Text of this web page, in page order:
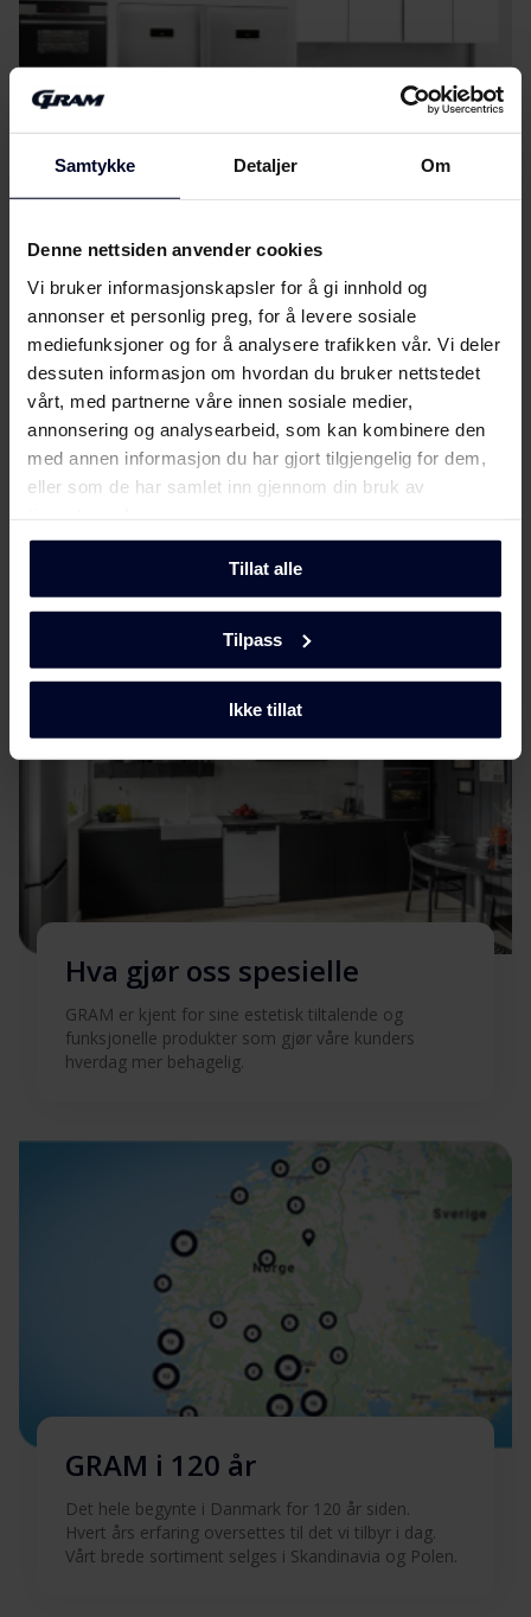
Samtykke Detaljer Om
Denne nettsiden anvender cookies
Vi bruker informasjonskapsler for å gi innhold og
annonser et personlig preg, for å levere sosiale
mediefunksjoner og for å analysere trafikken vår. Vi deler
dessuten informasjon om hvordan du bruker nettstedet
vårt, med partnerne våre innen sosiale medier,
annonsering og analysearbeid, som kan kombinere den
med annen informasjon du har gjort tilgjengelig for dem,
eller som de har samlet inn gjennom din bruk av
Tillat alle
Tilpass
Ikke tillat
VelgGRAM
...fordi vi fokuserer på kvalitet og
holdbarhet ved å utvikle miljøvennlige og
funksjonelle husholdningsapparater med
tidløs skandinavisk design for å gjøre dem unike.
Hva gjør oss spesielle
GRAM er kjent for sine estetisk tiltalende og
funksjonelle produkter som gjør våre kunders
hverdag mer behagelig.
GRAM i 120 år
Det hele begynte i Danmark for 120 år siden.
Hvert års erfaring oversettes til det vi tilbyr i dag.
Vårt brede sortiment selges i Skandinavia og Polen.